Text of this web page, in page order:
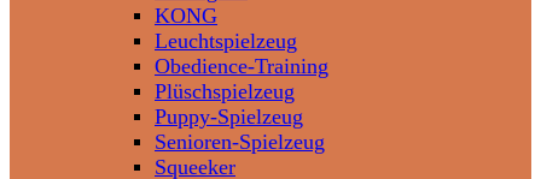
KONG
Leuchtspielzeug
Obedience-Training
Plüschspielzeug
Puppy-Spielzeug
Senioren-Spielzeug
Squeeker